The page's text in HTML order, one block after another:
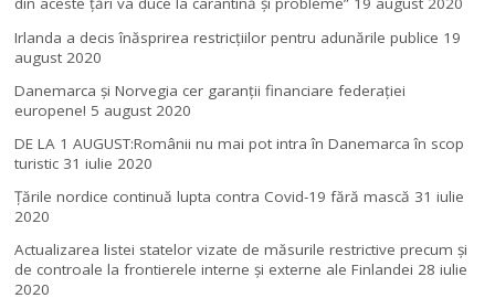
Irlanda a decis înăsprirea restricțiilor pentru adunările publice 19
august 2020
Danemarca și Norvegia cer garanții financiare federației
europene! 5 august 2020
DE LA 1 AUGUST:Românii nu mai pot intra în Danemarca în scop
turistic 31 iulie 2020
Țările nordice continuă lupta contra Covid-19 fără mască 31 iulie
2020
Actualizarea listei statelor vizate de măsurile restrictive precum și
de controale la frontierele interne și externe ale Finlandei 28 iulie
2020